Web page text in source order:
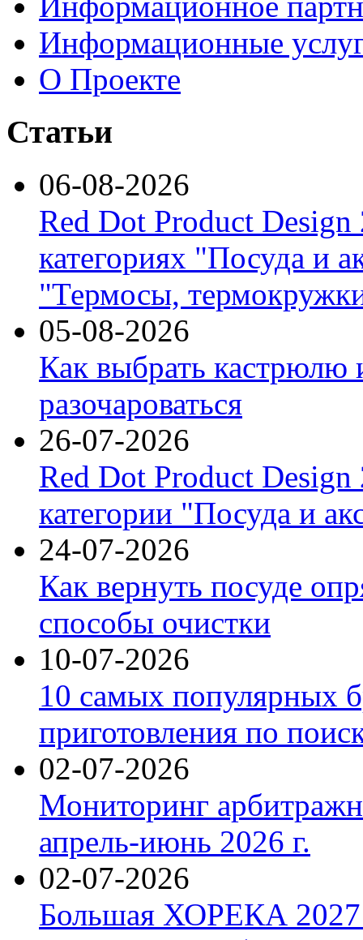
Информационные
О Проекте
Статьи
06-08-2026
Red Dot Product Design
категориях "Посуда и
"Термосы,
05-08-2026
Как выбрать кастрюлю
разочароваться
26-07-2026
Red Dot Product Design
категории "Посуда и
24-07-2026
Как вернуть посуде
способы очистки
10-07-2026
10 самых популярных
приготовления по
02-07-2026
Мониторинг
апрель-июнь 2026 г.
02-07-2026
Большая ХОРЕКА 2027: